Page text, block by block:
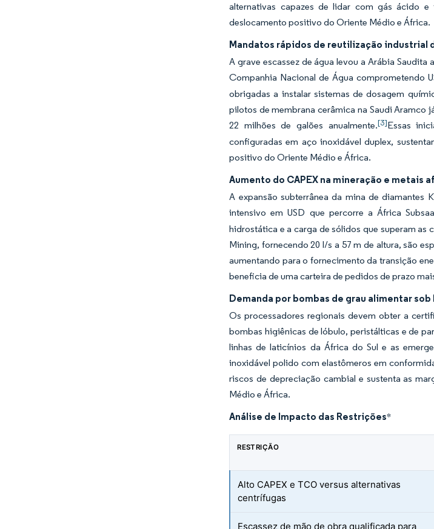
alternativas capazes de lidar com gás ácido
deslocamento positivo do Oriente Médio e África.
Mandatos rápidos de reutilização industrial
A grave escassez de água levou a Arábia
Companhia Nacional de Água comprometendo
obrigadas a instalar sistemas de dosagem
pilotos de membrana cerâmica na Saudi Aramco
22 milhões de galões anualmente.[3]Essas
configuradas em aço inoxidável duplex,
positivo do Oriente Médio e África.
Aumento do CAPEX na mineração e metais
A expansão subterrânea da mina de
intensivo em USD que percorre a África
hidrostática e a carga de sólidos que superam
Mining, fornecendo 20 l/s a 57 m de altura, são
aumentando para o fornecimento da transição
beneficia de uma carteira de pedidos de prazo
Demanda por bombas de grau alimentar sob
Os processadores regionais devem obter a
bombas higiênicas de lóbulo, peristálticas e de
linhas de laticínios da África do Sul e as
inoxidável polido com elastômeros em
riscos de depreciação cambial e sustenta as
Médio e África.
Análise de Impacto das Restrições*
RESTRIÇÃO
Alto CAPEX e TCO versus alternativas
centrífugas
Escassez de mão de obra qualificada para